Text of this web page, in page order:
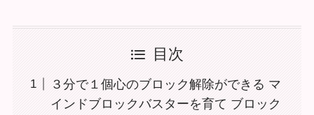
目次
３分で１個心のブロック解除ができる マ
インドブロックバスターを育て ブロック